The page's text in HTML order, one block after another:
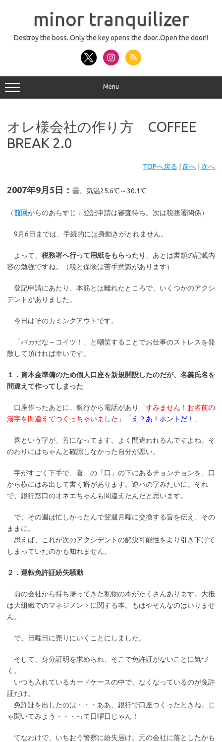
minor tranquilizer
Destroy the boss..Only the key opens the door..Open the door!!
Menu
オレ様会社の作り方 COFFEE
BREAK 2.0
TOPへ戻る 前へ 次へ
2007年9月5日： 曇。気温25.6℃～30.1℃
（前回からのあらすじ：登記申請は審査待ち。次は税務署関係）
9月6日までは、手続的には身動きがとれません。
よって、 税務署へ行って用紙をもらったり
、あとは書類の記載内
容の勉強ですね。（税と保険は苦手意識があります）
登記申請にあたり、本筋とは離れたところで、いくつかのアクシ
デントがありました。
今日はそのカミングアウトです。
「バカだな～コイツ！」と嘲笑することでお仕事のストレスを発
散して頂ければ幸いです。
１．資本金準備のため個人口座を新規開設したのだが、名義氏名を
間違えて作ってしまった
口座作ったあとに、銀行から電話があり「すみません！お名前の
漢字を間違えてつくっちゃいました 」「 え？あ！ホントだ！ 」
喜という字が、善になってます。よく間違われるんですよね。そ
のわりにはちゃんと確認しなかった自分が悪い。
字がすごく下手で、喜、の「口」の下にあるチョンチョンを、口
から横にはみ出して書く癖があります。逆ハの字みたいに。それ
で、銀行窓口のオネエちゃんも間違えたんだと思います。
で、その週は忙しかったんで翌週月曜に交換する旨を伝え、その
ままに。
思えば、これが次のアクシデントの解決可能性をより引き下げて
しまっていたのかも知れません。
２．運転免許証紛失騒動
前の会社から持ち帰ってきた私物の本がたくさんあります。大抵
は大組織でのマネジメントに関する本。もはやそんなのはいりませ
ん。
で、日曜日に売りにいくことにしました。
そして、身分証明を求められ、そこで免許証がないことに気づ
く。
いつも入れているカードケースの中で、なくなっているのが免許
証だけ。
免許証を出したのは・・・ああ、銀行で口座つくったときね。じ
ゃ聞いてみよう・・・って日曜日じゃん！
てなわけで、いちおう警察に紛失届け。元の会社に落としたかも